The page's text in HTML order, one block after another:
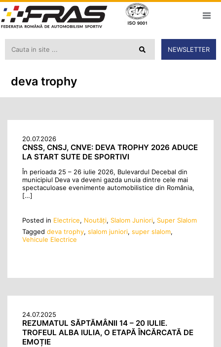
NEWSLETTER
deva trophy
20.07.2026
CNSS, CNSJ, CNVE: DEVA TROPHY 2026 ADUCE
LA START SUTE DE SPORTIVI
În perioada 25 – 26 iulie 2026, Bulevardul Decebal din
municipiul Deva va deveni gazda unuia dintre cele mai
spectaculoase evenimente automobilistice din România,
[…]
Posted in Electrice, Noutăţi, Slalom Juniori, Super Slalom
Tagged deva trophy, slalom juniori, super slalom,
Vehicule Electrice
24.07.2025
REZUMATUL SĂPTĂMÂNII 14 – 20 IULIE.
TROFEUL ALBA IULIA, O ETAPĂ ÎNCĂRCATĂ DE
EMOȚIE